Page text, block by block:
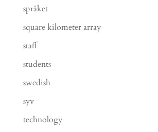
språket
square kilometer array
staff
students
swedish
syv
technology